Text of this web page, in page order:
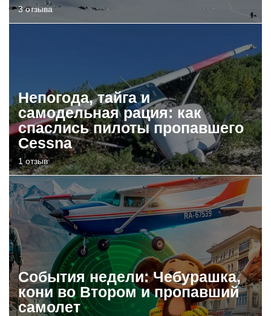
3 отзыва
Непогода, тайга и
самодельная рация: как
спаслись пилоты пропавшего
Cessna
1 отзыв
События недели: Чебурашка,
кони во Втором и пропавший
самолет